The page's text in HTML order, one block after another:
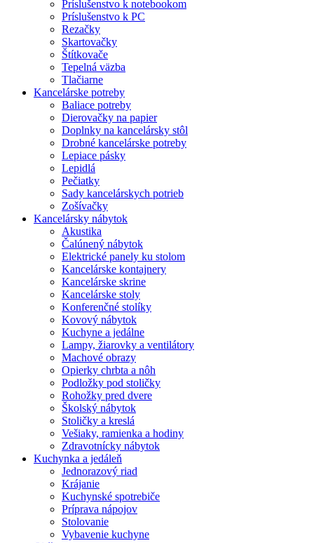
Príslušenstvo k notebookom
Príslušenstvo k PC
Rezačky
Skartovačky
Štítkovače
Tepelná väzba
Tlačiarne
Kancelárske potreby
Baliace potreby
Dierovačky na papier
Doplnky na kancelársky stôl
Drobné kancelárske potreby
Lepiace pásky
Lepidlá
Pečiatky
Sady kancelárskych potrieb
Zošívačky
Kancelársky nábytok
Akustika
Čalúnený nábytok
Elektrické panely ku stolom
Kancelárske kontajnery
Kancelárske skrine
Kancelárske stoly
Konferenčné stolíky
Kovový nábytok
Kuchyne a jedálne
Lampy, žiarovky a ventilátory
Machové obrazy
Opierky chrbta a nôh
Podložky pod stoličky
Rohožky pred dvere
Školský nábytok
Stoličky a kreslá
Vešiaky, ramienka a hodiny
Zdravotnícky nábytok
Kuchynka a jedáleň
Jednorazový riad
Krájanie
Kuchynské spotrebiče
Príprava nápojov
Stolovanie
Vybavenie kuchyne